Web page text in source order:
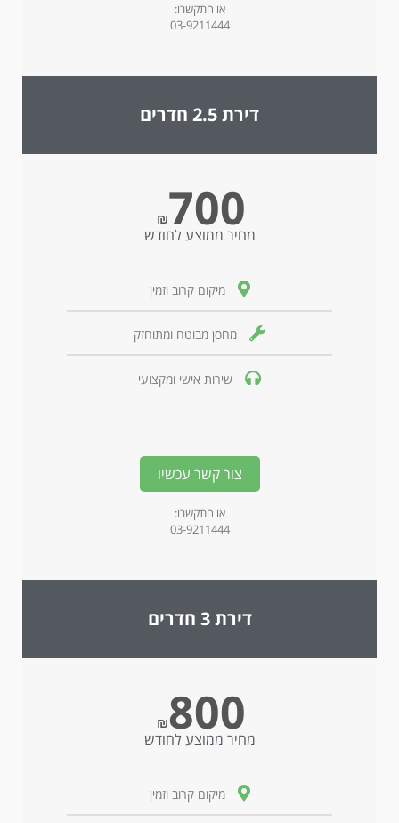
או התקשרו:
03-9211444
דירת 2.5 חדרים
₪700
מחיר ממוצע לחודש
מיקום קרוב וזמין
מחסן מבוטח ומתוחזק
שירות אישי ומקצועי
צור קשר עכשיו
או התקשרו:
03-9211444
דירת 3 חדרים
₪800
מחיר ממוצע לחודש
מיקום קרוב וזמין